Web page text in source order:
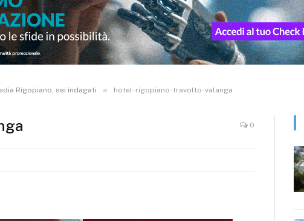
Rigopiano, sei indagati » hotel-rigopiano-travolto-valanga
0